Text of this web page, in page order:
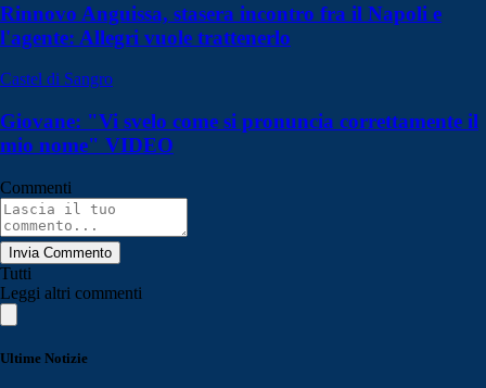
Rinnovo Anguissa, stasera incontro fra il Napoli e
l'agente: Allegri vuole trattenerlo
Castel di Sangro
Giovane: "Vi svelo come si pronuncia correttamente il
mio nome" VIDEO
Commenti
Invia Commento
Tutti
Leggi altri commenti
Ultime Notizie